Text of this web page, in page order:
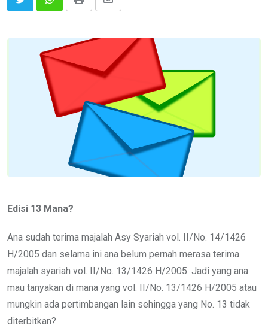
Print
Share
Email
Edisi 13 Mana?
Ana sudah terima majalah Asy Syariah vol. II/No. 14/1426
H/2005 dan selama ini ana belum pernah merasa terima
majalah syariah vol. II/No. 13/1426 H/2005. Jadi yang ana
mau tanyakan di mana yang vol. II/No. 13/1426 H/2005 atau
mungkin ada pertimbangan lain sehingga yang No. 13 tidak
diterbitkan?